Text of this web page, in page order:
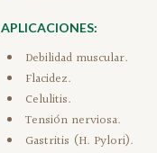
APLICACIONES:
Debilidad muscular.
Flacidez.
Celulitis.
Tensión nerviosa.
Gastritis (H. Pylori).